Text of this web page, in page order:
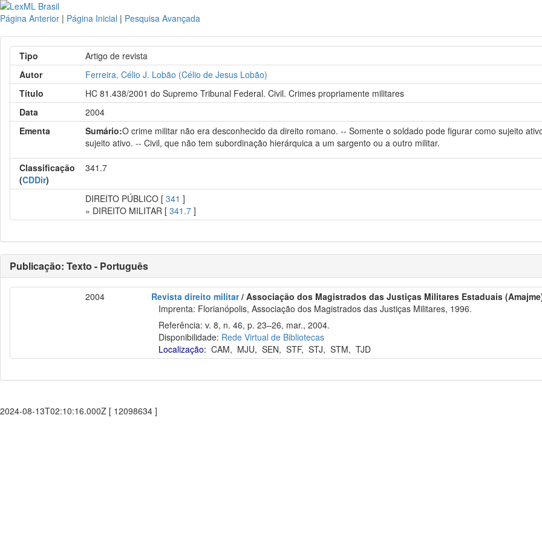
Página Anterior | Página Inicial | Pesquisa Avançada
Tipo
Artigo de revista
Autor
Ferreira, Célio J. Lobão (Célio de Jesus Lobão)
Título
HC 81.438/2001 do Supremo Tribunal Federal. Civil. Crimes propriamente militares
Data
2004
Ementa
Sumário:O crime militar não era desconhecido da direito romano. -- Somente o soldado pode figurar como sujeito
sujeito ativo. -- Civil, que não tem subordinação hierárquica a um sargento ou a outro militar.
Classificação
(CDDir)
341.7
DIREITO PÚBLICO [341 ]
» DIREITO MILITAR [341.7 ]
Publicação: Texto - Português
2004 Revista direito militar/ Associação dos Magistrados das Justiças Militares Estaduais
Imprenta: Florianópolis, Associação dos Magistrados das Justiças Militares, 1996.
Referência: v. 8, n. 46, p. 23–26, mar., 2004.
Disponibilidade: Rede Virtual de Bibliotecas
Localização: CAM, MJU,SEN,STF,STJ,STM,TJD
2024-08-13T02:10:16.000Z [ 12098634 ]